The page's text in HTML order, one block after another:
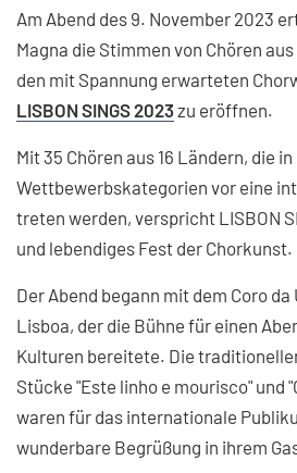
Am Abend des 9. November 2023
Magna die Stimmen von Chören
den mit Spannung erwarteten
LISBON SINGS 2023zu eröffnen.
Mit 35 Chören aus 16 Ländern, die in
Wettbewerbskategorien vor eine
treten werden, verspricht LISBON
und lebendiges Fest der Chorkunst.
Der Abend begann mit dem Coro
Lisboa, der die Bühne für einen
Kulturen bereitete. Die
Stücke "Este linho e mourisco" und
waren für das internationale
wunderbare Begrüßung in ihrem